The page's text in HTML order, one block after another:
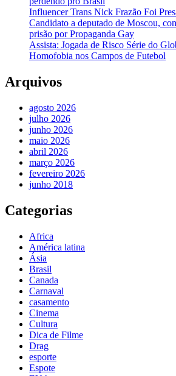
Influencer Trans Nick Frazão Foi
Candidato a deputado de Moscou,
prisão por Propaganda Gay
Assista: Jogada de Risco Série do
Homofobia nos Campos de Futebol
Arquivos
agosto 2026
julho 2026
junho 2026
maio 2026
abril 2026
março 2026
fevereiro 2026
junho 2018
Categorias
Africa
América latina
Ásia
Brasil
Canada
Carnaval
casamento
Cinema
Cultura
Dica de Filme
Drag
esporte
Espote